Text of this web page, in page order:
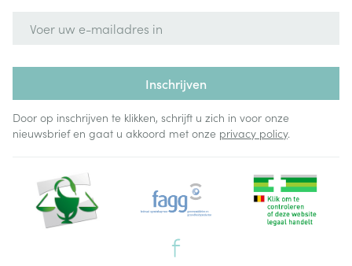
Inschrijven
Door op inschrijven te klikken, schrijft u zich in voor onze
nieuwsbrief en gaat u akkoord met onze privacy policy.